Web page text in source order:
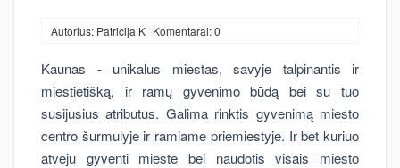
Autorius: Patricija K Komentarai: 0
Kaunas - unikalus miestas, savyje talpinantis ir
miestietišką, ir ramų gyvenimo būdą bei su tuo
susijusius atributus. Galima rinktis gyvenimą miesto
centro šurmulyje ir ramiame priemiestyje. Ir bet kuriuo
atveju gyventi mieste bei naudotis visais miesto